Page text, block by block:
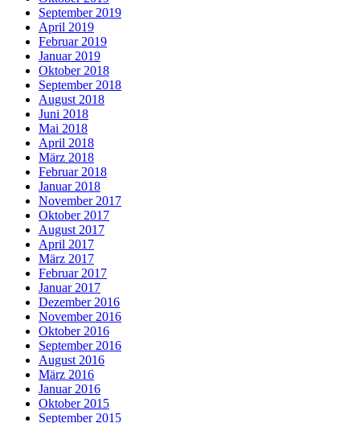
September 2019
April 2019
Februar 2019
Januar 2019
Oktober 2018
September 2018
August 2018
Juni 2018
Mai 2018
April 2018
März 2018
Februar 2018
Januar 2018
November 2017
Oktober 2017
August 2017
April 2017
März 2017
Februar 2017
Januar 2017
Dezember 2016
November 2016
Oktober 2016
September 2016
August 2016
März 2016
Januar 2016
Oktober 2015
September 2015